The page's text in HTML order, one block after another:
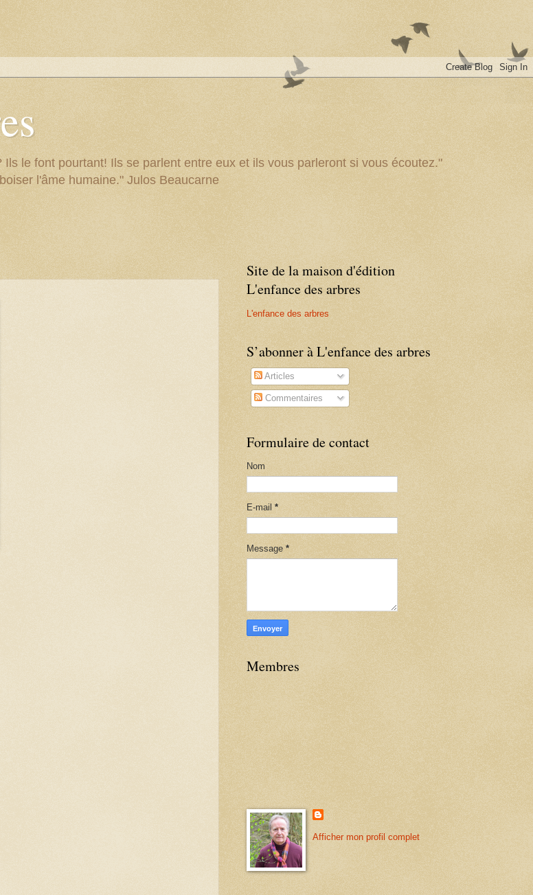
le font pourtant! Ils se parlent entre eux et ils vous parleront si vous écoutez."
l'âme humaine." Julos Beaucarne
Site de la maison d'édition
L'enfance des arbres
L'enfance des arbres
S’abonner à L'enfance des arbres
Articles
Commentaires
Formulaire de contact
Nom
E-mail *
Message *
Membres
Afficher mon profil complet